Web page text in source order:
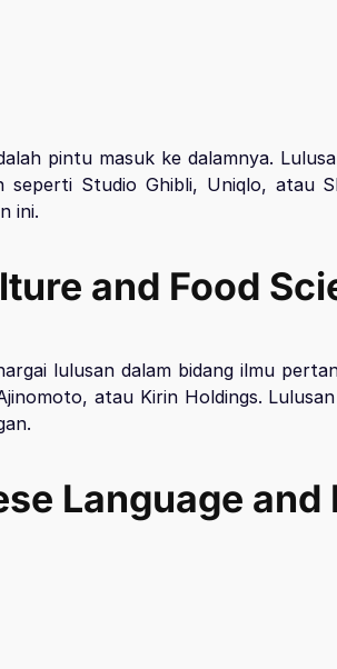
pintu masuk ke dalamnya.
Studio Ghibli, Uniqlo, atau
ini.
and Food
lulusan dalam bidang ilmu
atau Kirin Holdings.
Language and